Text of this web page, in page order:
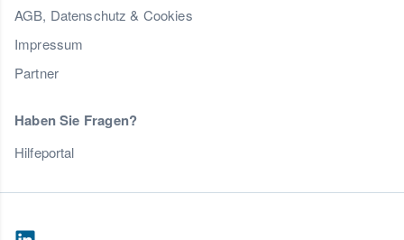
AGB, Datenschutz & Cookies
Impressum
Partner
Haben Sie Fragen?
Hilfeportal